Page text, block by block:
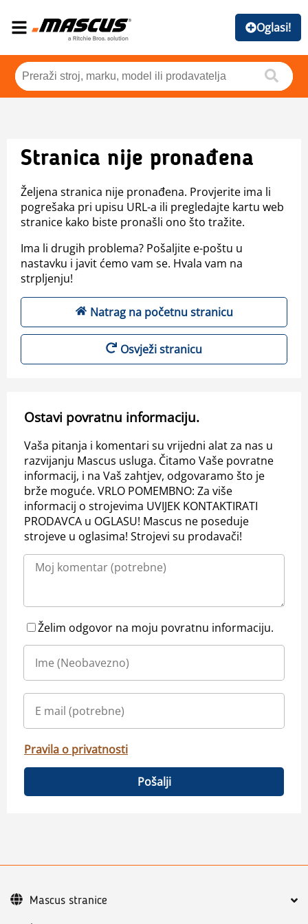
Oglasi!
Stranica nije pronađena
Željena stranica nije pronađena. Provjerite ima li
pogrešaka pri upisu URL-a ili pregledajte kartu web
stranice kako biste pronašli ono što tražite.
Ima li drugih problema? Pošaljite e-poštu u
nastavku i javit ćemo vam se. Hvala vam na
strpljenju!
Natrag na početnu stranicu
Osvježi stranicu
Ostavi povratnu informaciju.
Vaša pitanja i komentari su vrijedni alat za nas u
razvijanju Mascus usluga. Čitamo Vaše povratne
informacij, i na Vaš zahtjev, odgovaramo što je
brže moguće. VRLO POMEMBNO: Za više
informacij o strojevima UVIJEK KONTAKTIRATI
PRODAVCA u OGLASU! Mascus ne poseduje
strojeve u oglasima! Strojevi su prodavači!
Želim odgovor na moju povratnu informaciju.
Pravila o privatnosti
Pošalji
Mascus stranice